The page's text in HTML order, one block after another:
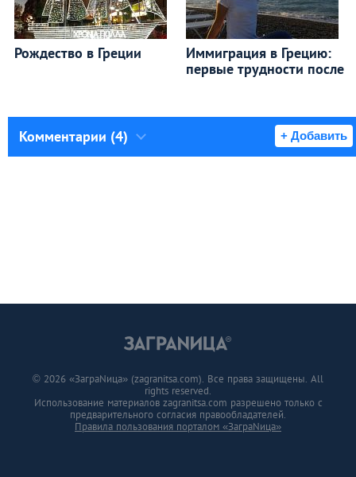
Рождество в Греции
Иммиграция в Грецию:
первые трудности после
Комментарии (4) + Добавить
© 2026 «ЗаграNица» (zagranitsa.com). Все права защищены. All
rights reserved.
Использование материалов zagranitsa.com разрешено только с
предварительного согласия правообладателей.
Правила пользования порталом «ЗаграNица»